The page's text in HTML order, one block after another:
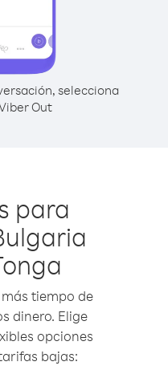
selecciona
Out
para
tiempo de
dinero. Elige
opciones
bajas: